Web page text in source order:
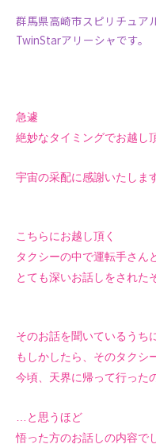
群馬県高崎市スピリチュア
TwinStarアリーシャです。
急遽
絶妙なタイミングでお越し
宇宙の采配に感謝いたしま
こちらにお越し頂く
タクシーの中で運転手さん
とても深いお話しをされた
そのお話を聞いているうち
もしかしたら、そのタクシ
今頃、天界に帰って行った
…と思うほど
悟った方のお話しの内容で